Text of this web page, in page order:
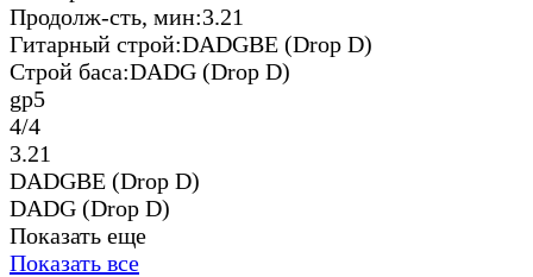
Продолж-сть, мин:3.21
Гитарный строй:DADGBE (Drop D)
Строй баса:DADG (Drop D)
gp5
4/4
3.21
DADGBE (Drop D)
DADG (Drop D)
Показать еще
Показать все